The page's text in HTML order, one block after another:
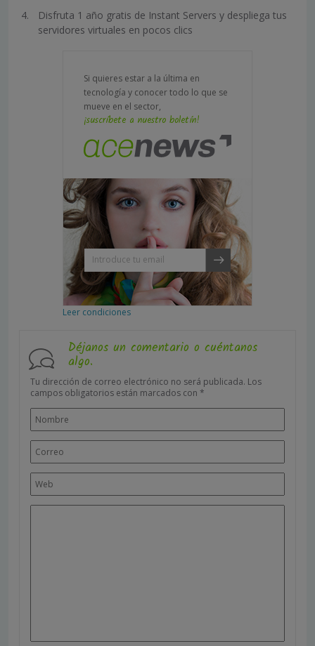
Disfruta 1 año gratis de Instant Servers y despliega tus
servidores virtuales en pocos clics
Si quieres estar a la última en
tecnología y conocer todo lo que se
mueve en el sector,
¡suscríbete a nuestro boletín!
Leer condiciones
Déjanos un comentario o cuéntanos
algo.
Tu dirección de correo electrónico no será publicada. Los
campos obligatorios están marcados con *